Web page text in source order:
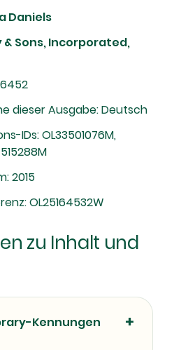
Daniels
& Sons, Incorporated,
dieser Ausgabe: Deutsch
IDs: OL33501076M,
2015
OL25164532W
zu Inhalt und
Kennungen